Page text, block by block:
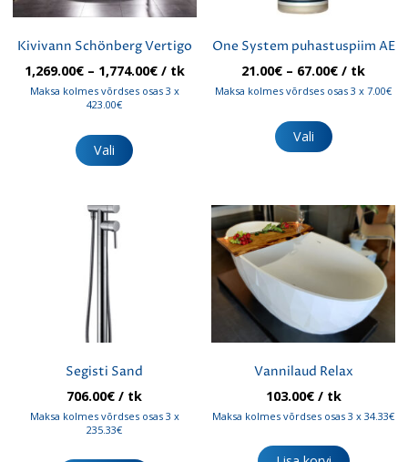
Kivivann Schönberg Vertigo
1,269.00€ – 1,774.00€Hinnavahemik:
1,269.00€
/ tk
Maksa kolmes võrdses osas 3 x
423.00€
Vali
tootel
One System puhastuspiim AE
21.00€ – 67.00€
21.00€
/ tk
Maksa kolmes võrdses osas 3 x 7.00€
Vali
tootel
Valikuid
saab
teha
tootelehel.
Segisti Sand
706.00€ / tk
Maksa kolmes võrdses osas 3 x
235.33€
Vannilaud Relax
103.00€/ tk
Maksa kolmes võrdses osas 3 x 34.33€